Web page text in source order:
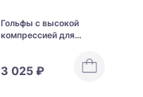
Гольфы с высокой
компрессией для
улучшения лимфотока
Dr.Scholl MediQtto Slim
3 025 ₽